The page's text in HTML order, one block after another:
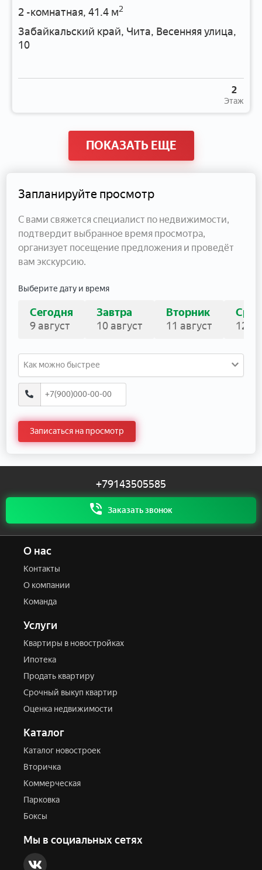
2 -комнатная, 41.4 м2
Забайкальский край, Чита, Весенняя улица,
10
Этаж
2
ПОКАЗАТЬ ЕЩЕ
Запланируйте просмотр
С вами свяжется специалист по недвижимости,
подтвердит выбранное время просмотра,
организует посещение предложения и проведёт
вам экскурсию.
Выберите дату и время
Сегодня
9 август
Завтра
10 август
Вторник
11 август
12
Как можно быстрее
Записаться на просмотр
+79143505585
Заказать звонок
О нас
Контакты
О компании
Команда
Услуги
Квартиры в новостройках
Ипотека
Продать квартиру
Срочный выкуп квартир
Оценка недвижимости
Каталог
Каталог новостроек
Вторичка
Коммерческая
Парковка
Боксы
Мы в социальных сетях